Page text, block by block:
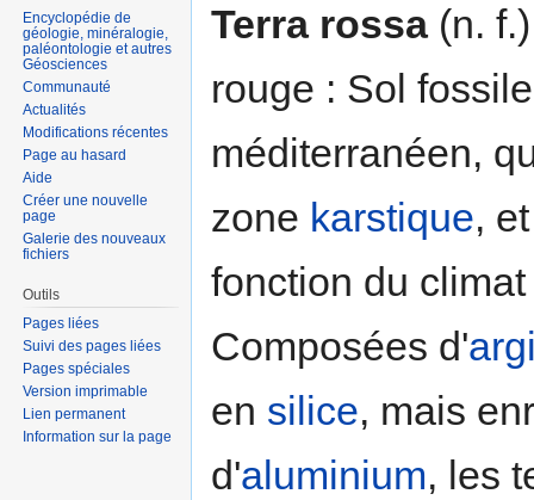
Terra rossa(n.
rouge : Sol
méditerranéen,
zone karstique,
fonction du
Composées d'
en silice, mais
d'aluminium, les
Encyclopédie de
géologie, minéralogie,
paléontologie et autres
Géosciences
Communauté
Actualités
Modifications récentes
Page au hasard
Aide
Créer une nouvelle
page
Galerie des nouveaux
fichiers
Outils
Pages liées
Suivi des pages liées
Pages spéciales
Version imprimable
Lien permanent
Information sur la page